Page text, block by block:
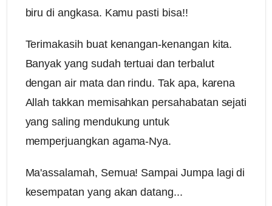
biru di angkasa. Kamu pasti bisa!!
Terimakasih buat kenangan-kenangan kita.
Banyak yang sudah tertuai dan terbalut
dengan air mata dan rindu. Tak apa, karena
Allah takkan memisahkan persahabatan sejati
yang saling mendukung untuk
memperjuangkan agama-Nya.
Ma'assalamah, Semua! Sampai Jumpa lagi di
kesempatan yang akan datang...